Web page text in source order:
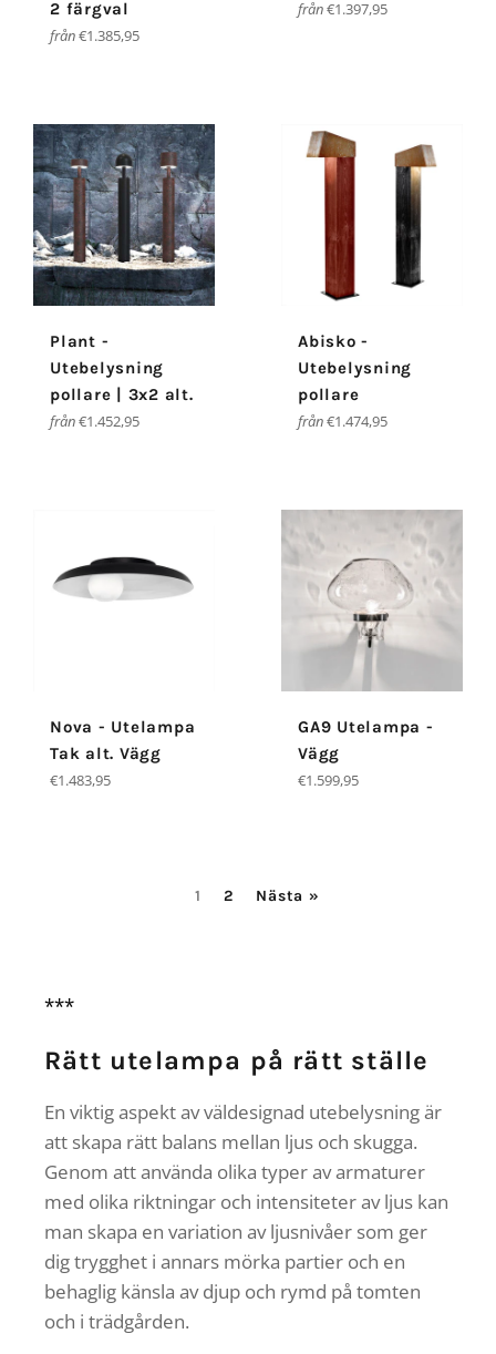
2 färgval
från€1.385,95
från€1.397,95
Plant -
Utebelysning
pollare | 3x2 alt.
från€1.452,95
Abisko -
Utebelysning
pollare
från€1.474,95
Nova - Utelampa
Tak alt. Vägg
Ordinarie
€1.483,95
GA9 Utelampa -
Vägg
Ordinarie
€1.599,95
1 2 Nästa »
***
Rätt utelampa på rätt ställe
En viktig aspekt av väldesignad utebelysning är
att skapa rätt balans mellan ljus och skugga.
Genom att använda olika typer av armaturer
med olika riktningar och intensiteter av ljus kan
man skapa en variation av ljusnivåer som ger
dig trygghet i annars mörka partier och en
behaglig känsla av djup och rymd på tomten
och i trädgården.